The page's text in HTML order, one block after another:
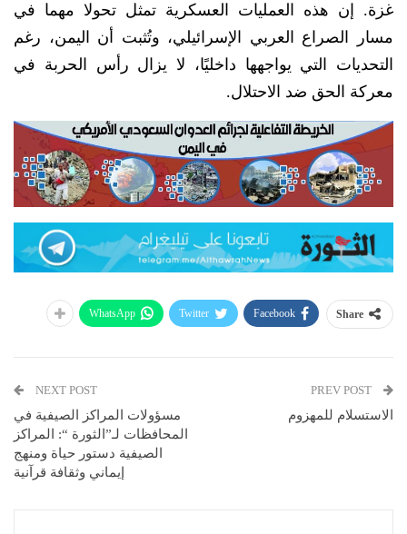
غزة. إن هذه العمليات العسكرية تمثل تحولا مهما في
مسار الصراع العربي الإسرائيلي، وتُثبت أن اليمن، رغم
التحديات التي يواجهها داخليًا، لا يزال رأس الحربة في
معركة الحق ضد الاحتلال.
Share
Facebook
Twitter
WhatsApp
الاستسلام للمهزوم
NEXT POST
مسؤولات المراكز الصيفية في
المحافظات لـ”الثورة “: المراكز
الصيفية دستور حياة ومنهج
إيماني وثقافة قرآنية